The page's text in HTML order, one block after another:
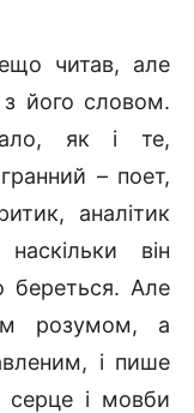
читав, але
його словом.
як і те,
– поет,
аналітик
він
береться. Але
розумом, а
і пише
серце і мовби